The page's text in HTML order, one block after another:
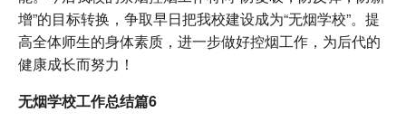
增”的目标转换，争取早日把我校建设成为“无烟学校”。提
高全体师生的身体素质，进一步做好控烟工作，为后代的
健康成长而努力！
无烟学校工作总结篇6